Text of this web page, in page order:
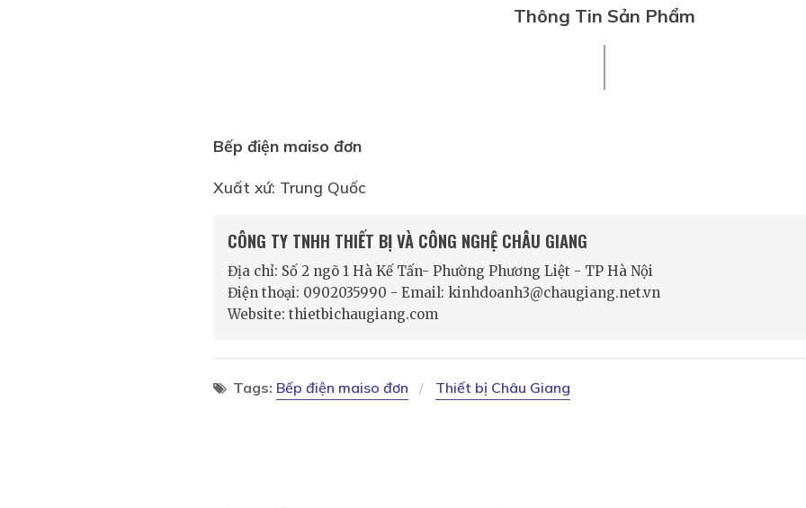
Thông Tin Sản Phẩm
Bếp điện maiso đơn
Xuất xứ: Trung Quốc
CÔNG TY TNHH THIẾT BỊ VÀ CÔNG NGHỆ CHÂU GIANG
Địa chỉ: Số 2 ngõ 1 Hà Kế Tấn- Phường Phương Liệt - TP Hà Nội
Điện thoại: 0902035990 - Email: kinhdoanh3@chaugiang.net.vn
Website: thietbichaugiang.com
Tags: Bếp điện maiso đơn Thiết bị Châu Giang